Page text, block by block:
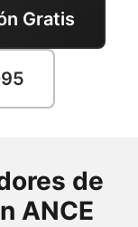
Gratis
de
ANCE